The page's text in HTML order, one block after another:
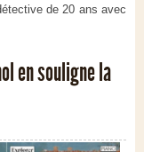
de 20 ans avec
en souligne la